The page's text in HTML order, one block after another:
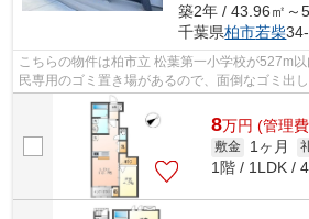
築2年 / 43.96㎡～
千葉県柏市若柴
こちらの物件は柏市立 松葉第一小学校が527m
民専用のゴミ置き場があるので、面倒なゴミ出
物件はアパートです。2023年築の物件で...
8万円 (管理
敷金 1ヶ月
1階 / 1LDK /